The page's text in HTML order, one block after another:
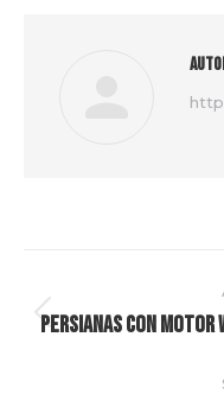
entre
Persianas con motor